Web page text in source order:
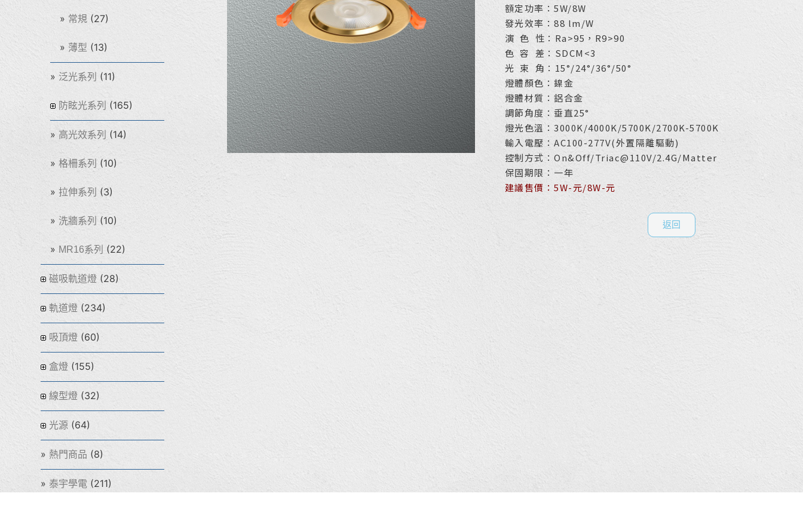
常規 (27)
薄型 (13)
泛光系列 (11)
防眩光系列 (165)
高光效系列 (14)
格柵系列 (10)
拉伸系列 (3)
洗牆系列 (10)
MR16系列 (22)
磁吸軌道燈 (28)
軌道燈 (234)
吸頂燈 (60)
盒燈 (155)
線型燈 (32)
光源 (64)
熱門商品 (8)
泰宇學電 (211)
額定功率：5W/8W
發光效率：88 lm/W
演 色 性：Ra>95，R9>90
色 容 差：SDCM<3
光 束 角：15°/24°/36°/50°
燈體顏色：鎳金
燈體材質：鋁合金
調節角度：垂直25°
燈光色溫：3000K/4000K/5700K/2700K-5700K
輸入電壓：AC100-277V(外置隔離驅動)
控制方式：On&Off/Triac@110V/2.4G/Matter
保固期限：一年
建議售價：5W-元/8W-元
返回